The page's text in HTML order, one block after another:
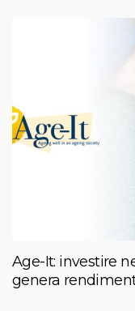
Age-It: investire
genera